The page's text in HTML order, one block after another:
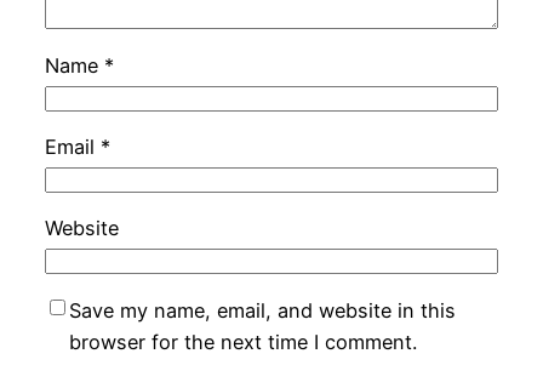
Name *
Email *
Website
Save my name, email, and website in this
browser for the next time I comment.